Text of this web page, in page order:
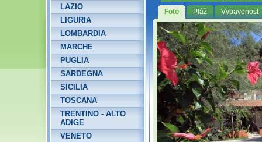
Foto Pláž Vybavenost
LAZIO
LIGURIA
LOMBARDIA
MARCHE
PUGLIA
SARDEGNA
SICILIA
TOSCANA
TRENTINO - ALTO
ADIGE
VENETO